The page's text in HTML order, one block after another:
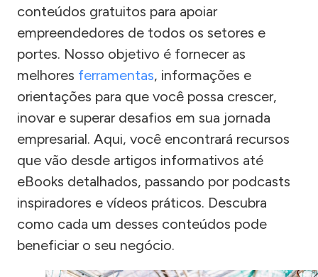
conteúdos gratuitos para apoiar
empreendedores de todos os setores e
portes. Nosso objetivo é fornecer as
melhores ferramentas, informações e
orientações para que você possa crescer,
inovar e superar desafios em sua jornada
empresarial. Aqui, você encontrará recursos
que vão desde artigos informativos até
eBooks detalhados, passando por podcasts
inspiradores e vídeos práticos. Descubra
como cada um desses conteúdos pode
beneficiar o seu negócio.